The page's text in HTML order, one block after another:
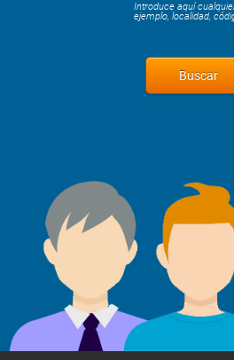
Introduce aquí
ejemplo, localidad,